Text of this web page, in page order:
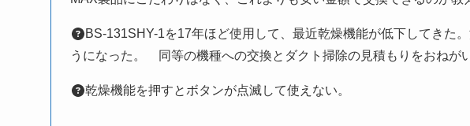
BS-131SHY-1を17年ほど使用して、最近乾燥機能が低下してきた
うになった。 同等の機種への交換とダクト掃除の見積もりをおねが
乾燥機能を押すとボタンが点滅して使えない。